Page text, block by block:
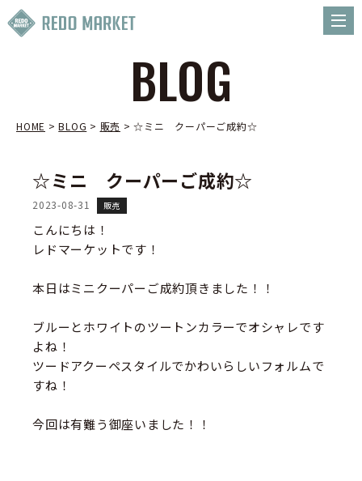
BLOG
HOME >BLOG > 販売 >☆ミニ クーパーご成約☆
☆ミニ クーパーご成約☆
2023-08-31 販売
こんにちは！
レドマーケットです！
本日はミニクーパーご成約頂きました！！
ブルーとホワイトのツートンカラーでオシャレです
よね！
ツードアクーペスタイルでかわいらしいフォルムで
すね！
今回は有難う御座いました！！